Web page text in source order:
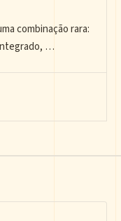
combinação rara:
…